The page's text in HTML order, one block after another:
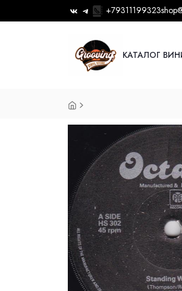
+79311199323
КАТАЛОГ